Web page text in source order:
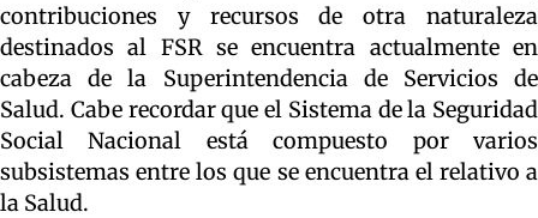
contribuciones y recursos de otra naturaleza
destinados al FSR se encuentra actualmente en
cabeza de la Superintendencia de Servicios de
Salud. Cabe recordar que el Sistema de la Seguridad
Social Nacional está compuesto por varios
subsistemas entre los que se encuentra el relativo a
la Salud.